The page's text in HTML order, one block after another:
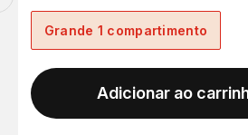
Grande 1 compartimento
Adicionar ao